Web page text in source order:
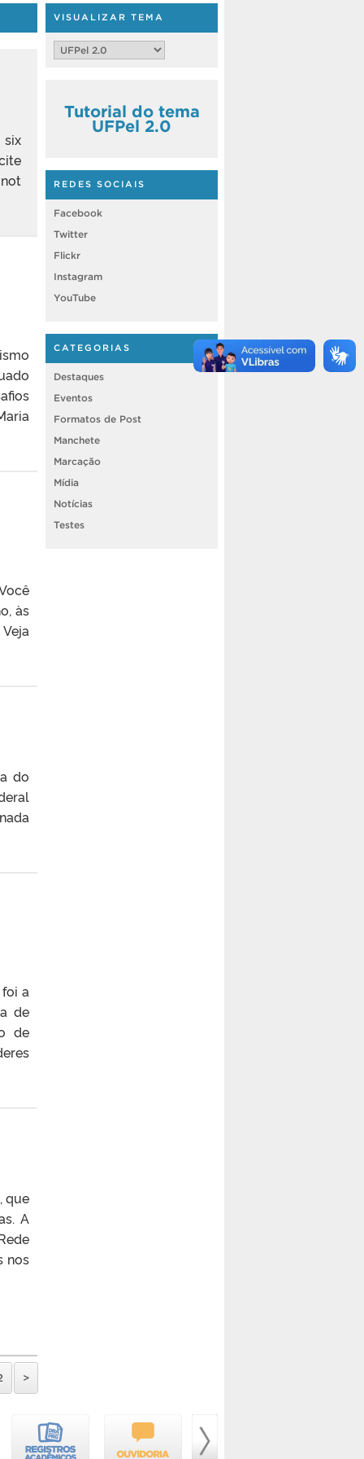
às
do
a
de
de
que
A
nos
>
VISUALIZAR TEMA
Tutorial do tema
UFPel 2.0
REDES SOCIAIS
Facebook
Twitter
Flickr
Instagram
YouTube
CATEGORIAS
Destaques
Eventos
Formatos de Post
Manchete
Marcação
Mídia
Notícias
Testes